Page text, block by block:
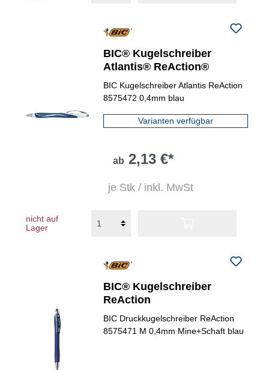
BIC® Kugelschreiber
Atlantis® ReAction®
BIC Kugelschreiber Atlantis ReAction
8575472 0,4mm blau
Varianten verfügbar
ab 2,13 €*
je Stk / inkl. MwSt
nicht auf
Lager
BIC® Kugelschreiber
ReAction
BIC Druckkugelschreiber ReAction
8575471 M 0,4mm Mine+Schaft blau